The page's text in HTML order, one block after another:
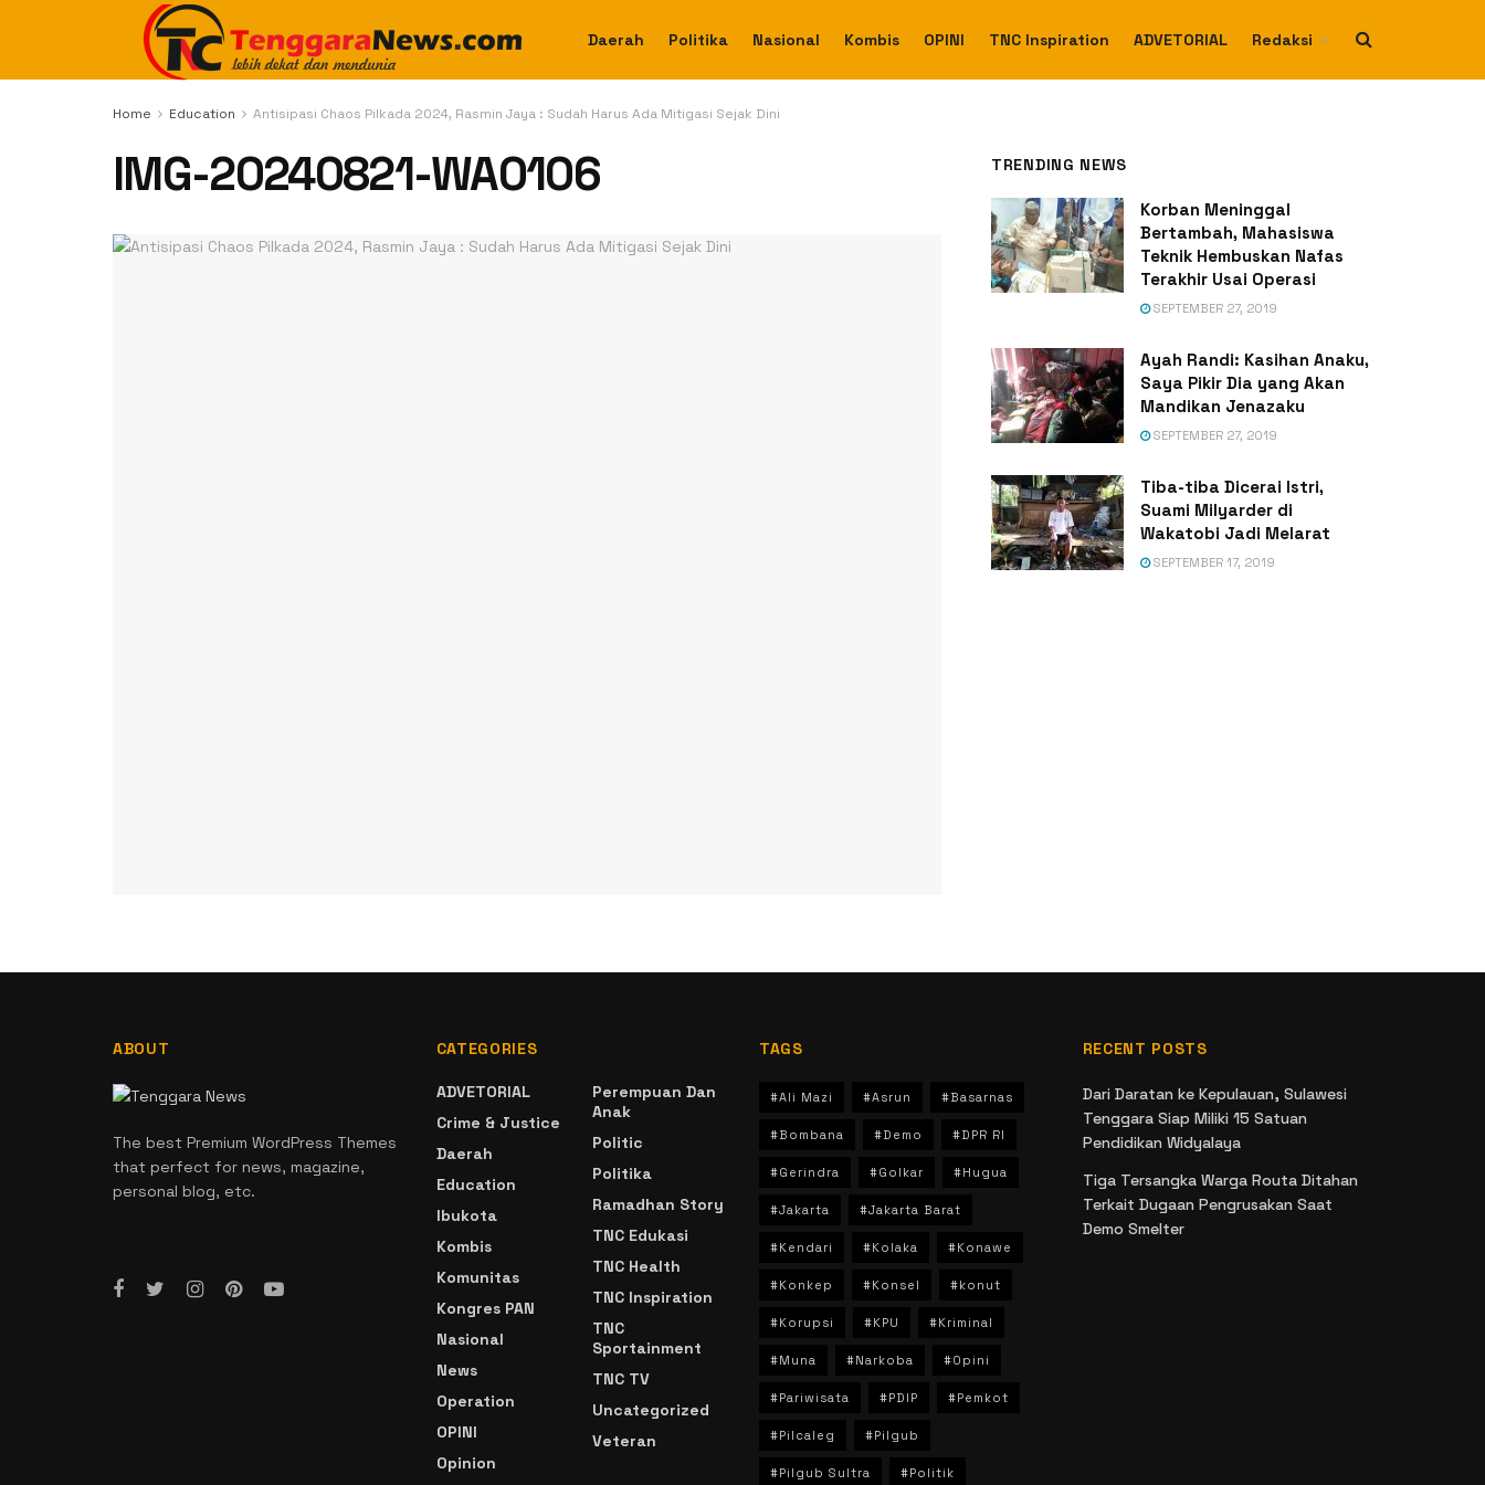
Daerah Politika Nasional Kombis OPINI TNC Inspiration ADVETORIAL Redaksi
Home Education Antisipasi Chaos Pilkada 2024, Rasmin Jaya : Sudah Harus Ada Mitigasi Sejak Dini
IMG-20240821-WA0106 TRENDING NEWS
Korban Meninggal
Bertambah, Mahasiswa
Teknik Hembuskan Nafas
Terakhir Usai Operasi
SEPTEMBER 27, 2019
Ayah Randi: Kasihan Anaku,
Saya Pikir Dia yang Akan
Mandikan Jenazaku
SEPTEMBER 27, 2019
Tiba-tiba Dicerai Istri,
Suami Milyarder di
Wakatobi Jadi Melarat
SEPTEMBER 17, 2019
ABOUT
The best Premium WordPress Themes
that perfect for news, magazine,
personal blog, etc.
CATEGORIES
ADVETORIAL
Crime & Justice
Daerah
Education
Ibukota
Kombis
Komunitas
Kongres PAN
Nasional
News
Operation
OPINI
Opinion
Perempuan Dan
Anak
Politic
Politika
Ramadhan Story
TNC Edukasi
TNC Health
TNC Inspiration
TNC
Sportainment
TNC TV
Uncategorized
Veteran
TAGS
#Ali Mazi #Asrun #Basarnas
#Bombana #Demo #DPR RI
#Gerindra #Golkar #Hugua
#Jakarta #Jakarta Barat
#Kendari #Kolaka #Konawe
#Konkep #Konsel #konut
#Korupsi #KPU #Kriminal
#Muna #Narkoba #Opini
#Pariwisata #PDIP #Pemkot
#Pilcaleg #Pilgub
#Pilgub Sultra #Politik
RECENT POSTS
Dari Daratan ke Kepulauan, Sulawesi
Tenggara Siap Miliki 15 Satuan
Pendidikan Widyalaya
Tiga Tersangka Warga Routa Ditahan
Terkait Dugaan Pengrusakan Saat
Demo Smelter